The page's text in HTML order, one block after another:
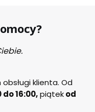
klienta. Od
do 16:00,piątekod